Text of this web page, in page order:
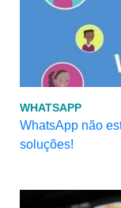
WHATSAPP
WhatsApp não
soluções!